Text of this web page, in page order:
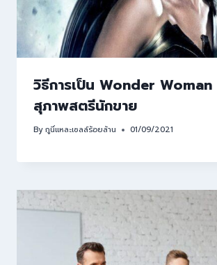
วิธีการเป็น Wonder Woman
สุภาพสตรีนักขาย
Byกูนี่แหละเซลล์ร้อยล้าน 01/09/2021